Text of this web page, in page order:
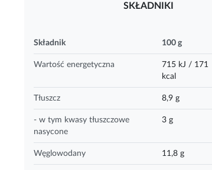
SKŁADNIKI
Składnik 100 g
Wartość energetyczna
715 kJ / 171
kcal
Tłuszcz 8,9 g
- w tym kwasy tłuszczowe
nasycone
3 g
Węglowodany 11,8 g